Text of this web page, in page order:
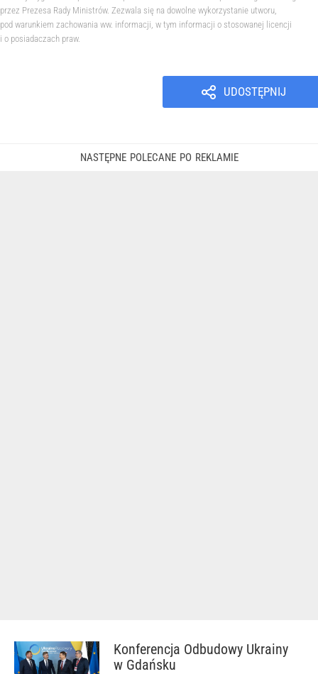
przez Prezesa Rady Ministrów. Zezwala się na dowolne wykorzystanie utworu,
pod warunkiem zachowania ww. informacji, w tym informacji o stosowanej licencji
i o posiadaczach praw.
UDOSTĘPNIJ
Konferencja Odbudowy Ukrainy
w Gdańsku